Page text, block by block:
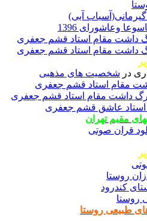
آبی)
وعاشورای 1396
داشت مقام استاد قشم جعفری
داشت مقام استاد قشم جعفری
در شخصیت های مذهبی
مقام استاد قشم جعفری
داشت مقام استاد قشم جعفری
استاد عاشق قشم جعفری
مقیم تهران
قران صوتی
روستا
کندرود
روستا
طبیعی روستا